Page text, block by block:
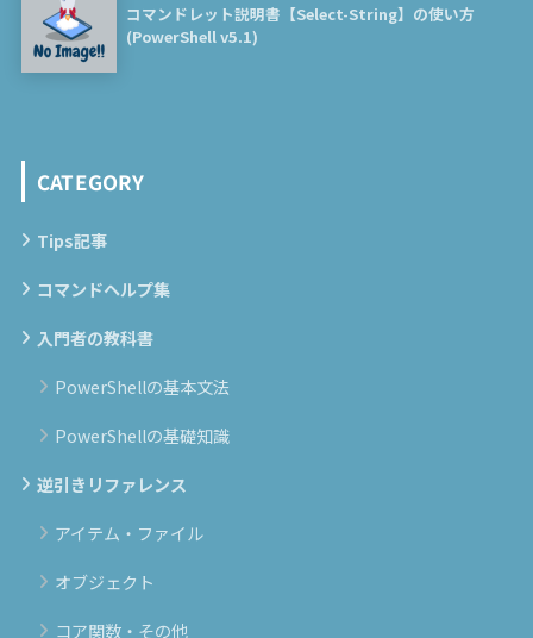
コマンドレット説明書【Select-String】の使い方
(PowerShell v5.1)
CATEGORY
Tips記事
コマンドヘルプ集
入門者の教科書
PowerShellの基本文法
PowerShellの基礎知識
逆引きリファレンス
アイテム・ファイル
オブジェクト
コア関数・その他